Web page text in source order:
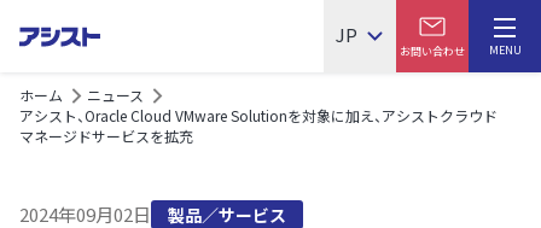
MENU
JP
お問い合わせ
ホーム
ニュース
アシスト、Oracle Cloud VMware Solutionを対象に加え、アシストクラウド
マネージドサービスを拡充
2024年09月02日 製品／サービス